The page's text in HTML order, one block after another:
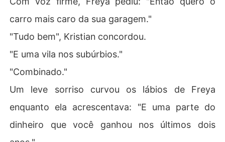
carro mais caro da sua garagem."
"Tudo bem", Kristian concordou.
"E uma vila nos subúrbios."
"Combinado."
Um leve sorriso curvou os lábios de Freya
enquanto ela acrescentava: "E uma parte do
dinheiro que você ganhou nos últimos dois